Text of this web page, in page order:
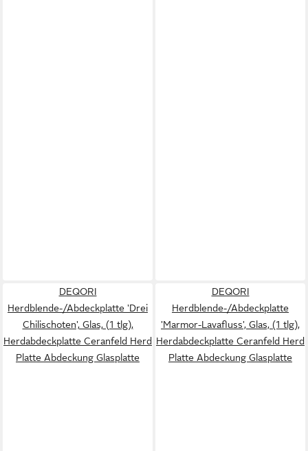
DEQORI
Herdblende-/Abdeckplatte 'Drei
Chilischoten', Glas, (1 tlg),
Herdabdeckplatte Ceranfeld Herd
Platte Abdeckung Glasplatte
DEQORI
Herdblende-/Abdeckplatte
'Marmor-Lavafluss', Glas, (1 tlg),
Herdabdeckplatte Ceranfeld Herd
Platte Abdeckung Glasplatte